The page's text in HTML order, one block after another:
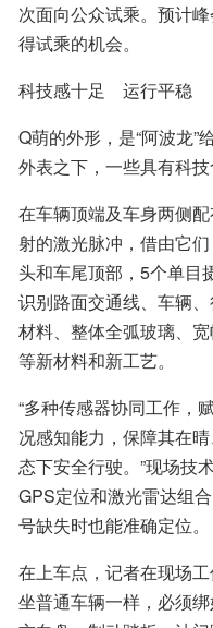
次面向公众试乘。预计
得试乘的机会。
科技感十足　运行平稳
Q萌的外形，是“阿波龙”
外表之下，一些具有科
在车辆顶端及车身两侧
射的激光脉冲，借由它
头和车尾顶部，5个单目
识别路面交通线、车辆
材料、整体全弧玻璃、
等新材料和新工艺。
“多种传感器协同工作，
况感知能力，保障其在
态下安全行驶。”现场技
GPS定位和激光雷达组
号缺失时也能准确定位。
在上车点，记者在现场
坐普通车辆一样，必须